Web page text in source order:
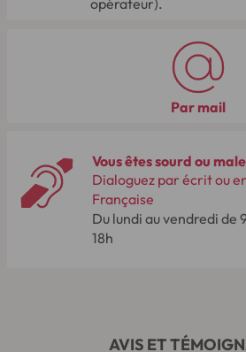
opérateur).
Par mail
Vous êtes sourd ou
Dialoguez par écrit ou
Française
Du lundi au vendredi de
18h
AVIS ET